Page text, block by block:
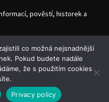
pověstí, historek a
co možná nejsnadnější
Pokud budete nadále
že s použitím cookies
Privacy policy